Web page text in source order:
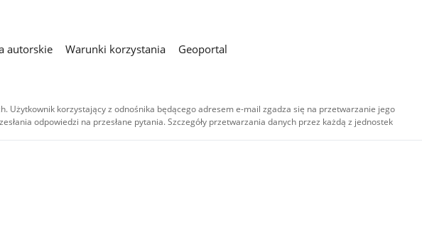
autorskie Warunki korzystania
Geoportal
Użytkownik korzystający z odnośnika będącego adresem e-mail zgadza się na przetwarzanie jego
odpowiedzi na przesłane pytania. Szczegóły przetwarzania danych przez każdą z jednostek
są
na tych samych
materiały audio i wideo,
użycie niekomercyjne -
inaczej.